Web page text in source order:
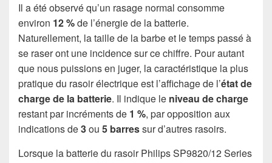
Il a été observé qu’un rasage normal consomme
environ 12 %de l’énergie de la batterie.
Naturellement, la taille de la barbe et le temps passé à
se raser ont une incidence sur ce chiffre. Pour autant
que nous puissions en juger, la caractéristique la plus
pratique du rasoir électrique est l’affichage de l’état de
charge de la batterie. Il indique le niveau de charge
restant par incréments de 1 %, par opposition aux
indications de3ou 5 barressur d’autres rasoirs.
Lorsque la batterie du rasoir Philips SP9820/12 Series